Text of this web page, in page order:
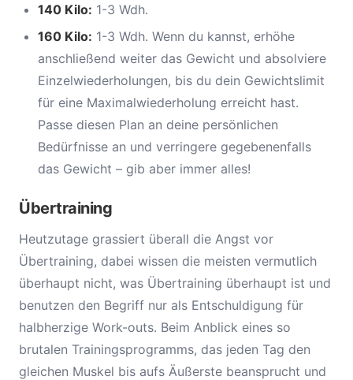
140 Kilo: 1-3 Wdh.
160 Kilo: 1-3 Wdh. Wenn du kannst, erhöhe
anschließend weiter das Gewicht und absolviere
Einzelwiederholungen, bis du dein Gewichtslimit
für eine Maximalwiederholung erreicht hast.
Passe diesen Plan an deine persönlichen
Bedürfnisse an und verringere gegebenenfalls
das Gewicht – gib aber immer alles!
Übertraining
Heutzutage grassiert überall die Angst vor
Übertraining, dabei wissen die meisten vermutlich
überhaupt nicht, was Übertraining überhaupt ist und
benutzen den Begriff nur als Entschuldigung für
halbherzige Work-outs. Beim Anblick eines so
brutalen Trainingsprogramms, das jeden Tag den
gleichen Muskel bis aufs Äußerste beansprucht und